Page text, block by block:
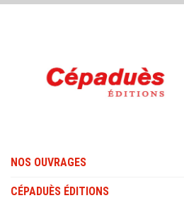
NOS OUVRAGES
CÉPADUÈS ÉDITIONS